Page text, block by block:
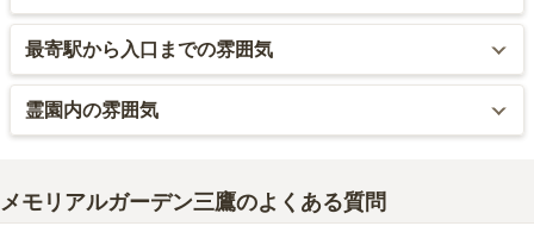
ます。また、園内にもベンチが用意されています。なお、管理棟内
の休憩所には受付があり、スタッフも待機しています。また、管理
棟の2Fに法要施設があります。
駐車場は2か所あります。表口に6台、裏口に6台停められます。表口
の駐車場から霊園入口は非常に近く、場所によっては、駐車場から
そのまま霊園に入っていけます。裏口の駐車場から裏口までは、
少々歩きます。表口に関しては段差はないため、車いすや杖を利用
する場合もスムーズに移動できますが、裏口に関しては、小さな段
らないと思われます。
最寄駅から入口までの雰囲気
バスを利用する場合は、バスから霊園までは至近距離のため、すぐ
に到着します。なお、霊園のある場所は、付近に学校や研究所等の
りますが、全体的に落ち着いた雰囲気の街並みです。
霊園内の雰囲気
の、それなりの広さになっていますので、窮屈ではありません。た
メモリアルガーデン三鷹のよくある質問